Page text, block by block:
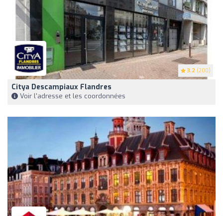
3.2 (200)
Citya Descampiaux Flandres
Voir l'adresse et les coordonnées